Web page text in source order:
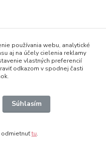
používania webu, analytické
aj na účely cielenia reklamy
vlastných preferencií
odkazom v spodnej časti
Súhlasím
odmietnuťtu.